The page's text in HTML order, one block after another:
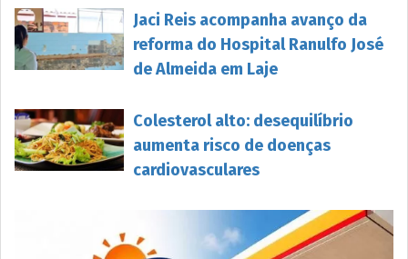
Jaci Reis acompanha avanço da
reforma do Hospital Ranulfo José
de Almeida em Laje
Colesterol alto: desequilíbrio
aumenta risco de doenças
cardiovasculares